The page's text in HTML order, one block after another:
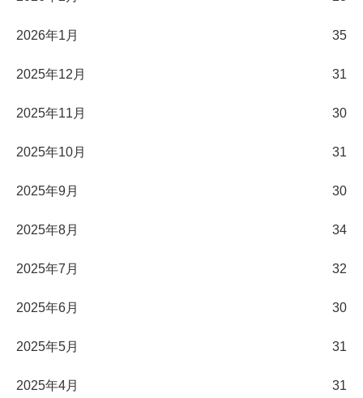
2026年1月 35
2025年12月 31
2025年11月 30
2025年10月 31
2025年9月 30
2025年8月 34
2025年7月 32
2025年6月 30
2025年5月 31
2025年4月 31